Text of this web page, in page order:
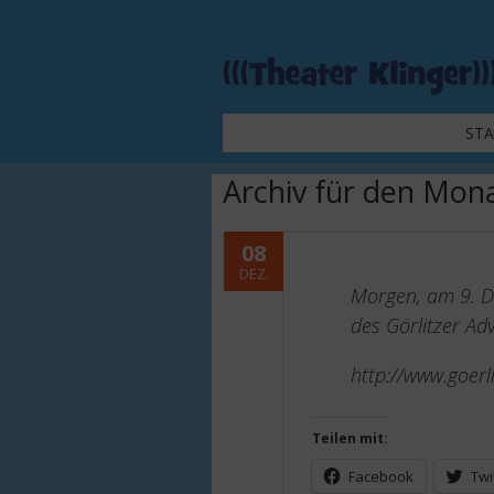
Archiv für den
08
DEZ.
Morgen, am 9.
des Görlitzer
http://
Teilen mit:
Facebook